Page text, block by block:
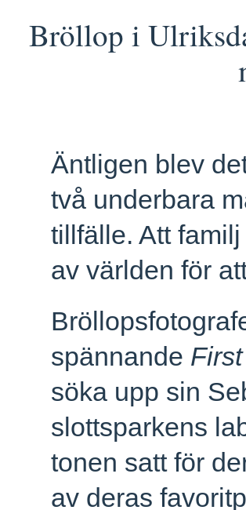
Bröllop i
Äntligen blev
två underbara
tillfälle. Att
av världen för
spännande
söka upp sin
slottsparkens
tonen satt för
av deras